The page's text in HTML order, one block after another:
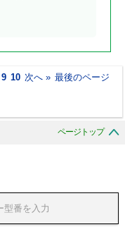
9 10 次へ » 最後のページ
ページトップ